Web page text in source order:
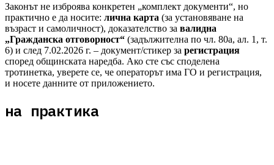
Законът не изброява конкретен „комплект документи“, но
практично е да носите: лична карта (за установяване на
възраст и самоличност), доказателство за валидна
„Гражданска отговорност“ (задължителна по чл. 80а, ал. 1, т.
6) и след 7.02.2026 г. – документ/стикер за регистрация
според общинската наредба. Ако сте със споделена
тротинетка, уверете се, че операторът има ГО и регистрация,
и носете данните от приложението.
на практика